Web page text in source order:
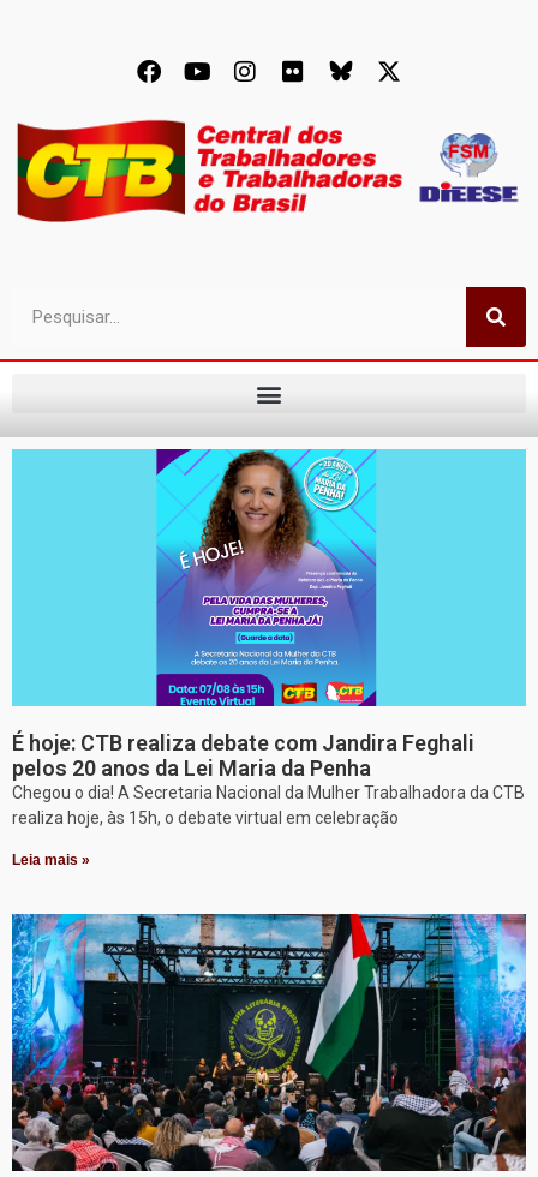
É hoje: CTB realiza debate com Jandira Feghali
pelos 20 anos da Lei Maria da Penha
Chegou o dia! A Secretaria Nacional da Mulher Trabalhadora da CTB
realiza hoje, às 15h, o debate virtual em celebração
Leia mais »